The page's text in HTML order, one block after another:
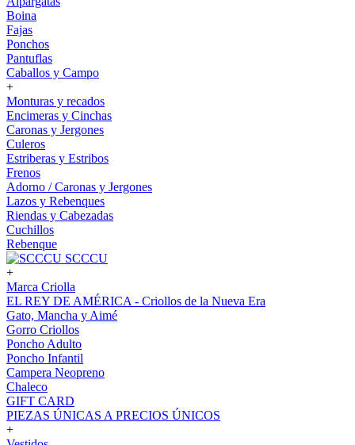
Boina
Fajas
Ponchos
Pantuflas
Caballos y Campo
+
Monturas y recados
Encimeras y Cinchas
Caronas y Jergones
Culeros
Estriberas y Estribos
Frenos
Adorno / Caronas y Jergones
Lazos y Rebenques
Riendas y Cabezadas
Cuchillos
Rebenque
SCCCU
+
Marca Criolla
EL REY DE AMÉRICA - Criollos de la Nueva Era
Gato, Mancha y Aimé
Gorro Criollos
Poncho Adulto
Poncho Infantil
Campera Neopreno
Chaleco
GIFT CARD
PIEZAS ÚNICAS A PRECIOS ÚNICOS
+